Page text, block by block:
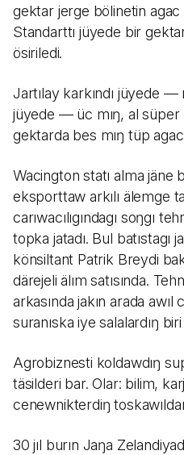
gektar jerge bölinetin agac
Standarttı jüyede bir
ösiriledi.
Jartılay karkındı jüyede —
jüyede — üc mıŋ, al süper
gektarda bes mıŋ tüp
Wacington statı alma jäne
eksporttaw arkılı älemge
carıwacılıgındagı soŋgı
topka jatadı. Bul batıstagı
könsiltant Patrik Breydi
därejeli älım satısında.
arkasında jakın arada awıl
suranıska iye salalardıŋ biri
Agrobiznesti koldawdıŋ
täsilderi bar. Olar: bilim,
cenewnikterdiŋ
30 jıl burın Jaŋa